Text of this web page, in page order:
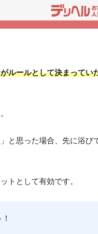
ルールとして決まってい
と思った場合、先に浴び
トとして有効です。